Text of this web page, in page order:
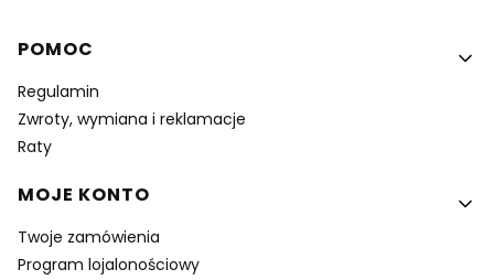
Linki w stopce
POMOC
Regulamin
Zwroty, wymiana i reklamacje
Raty
MOJE KONTO
Twoje zamówienia
Program lojalonościowy